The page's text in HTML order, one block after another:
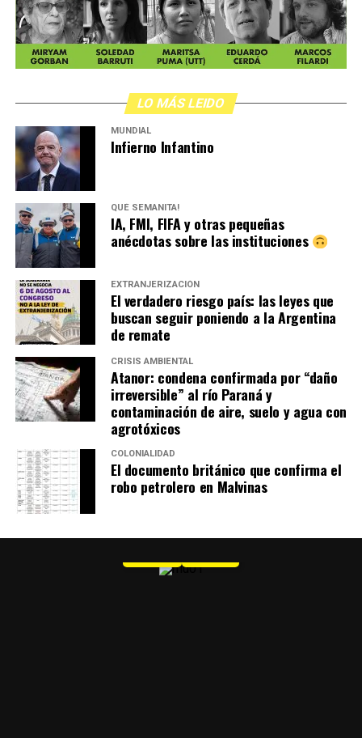
LO MÁS LEIDO
MUNDIAL
Infierno Infantino
QUÉ SEMANITA!
IA, FMI, FIFA y otras pequeñas
anécdotas sobre las instituciones
EXTRANJERIZACIÓN
El verdadero riesgo país: las leyes que
buscan seguir poniendo a la Argentina
de remate
CRISIS AMBIENTAL
Atanor: condena confirmada por “daño
irreversible” al río Paraná y
contaminación de aire, suelo y agua con
agrotóxicos
COLONIALIDAD
El documento británico que confirma el
robo petrolero en Malvinas